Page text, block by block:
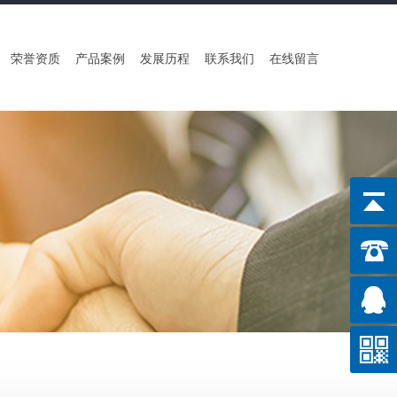
荣誉资质 产品案例 发展历程 联系我们 在线留言